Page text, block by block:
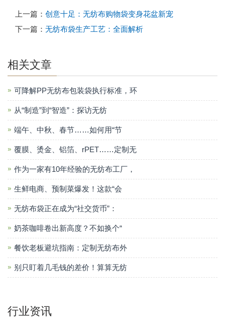
上一篇： 创意十足：无纺布购物袋变身花盆新宠
下一篇： 无纺布袋生产工艺：全面解析
相关文章
可降解PP无纺布包装袋执行标准，环
从“制造”到“智造”：探访无纺
端午、中秋、春节……如何用“节
覆膜、烫金、铝箔、rPET……定制无
作为一家有10年经验的无纺布工厂，
生鲜电商、预制菜爆发！这款“会
无纺布袋正在成为“社交货币”：
奶茶咖啡卷出新高度？不如换个“
餐饮老板避坑指南：定制无纺布外
别只盯着几毛钱的差价！算算无纺
行业资讯